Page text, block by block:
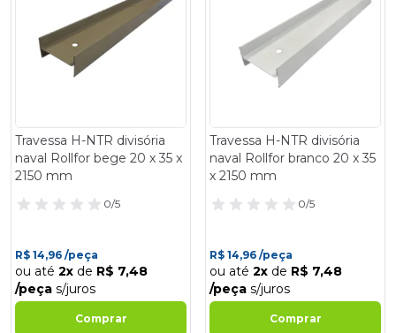
Travessa H-NTR divisória
naval Rollfor bege 20 x 35 x
2150 mm
0/5
R$ 14,96 /peça
ou até 2x de R$ 7,48
/peça s/juros
Comprar
Travessa H-NTR divisória
naval Rollfor branco 20 x 35
x 2150 mm
0/5
R$ 14,96 /peça
ou até 2x de R$ 7,48
/peça s/juros
Comprar